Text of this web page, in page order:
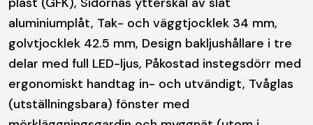
aluminiumplåt, Tak- och väggtjocklek 34 mm,
golvtjocklek 42.5 mm, Design bakljushållare i tre
delar med full LED-ljus, Påkostad instegsdörr med
ergonomiskt handtag in- och utvändigt, Tvåglas
(utställningsbara) fönster med